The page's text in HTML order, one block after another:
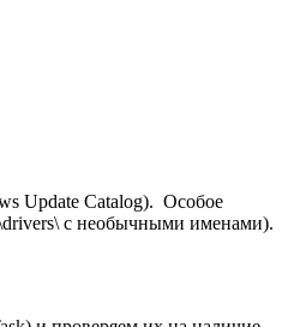
Update Catalog). Особое
с необычными именами).